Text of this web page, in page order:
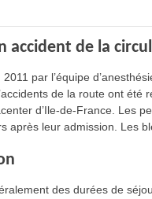
accident de la
par l’équipe
de la route ont
d’Ile-de-France. Les
après leur admission. Les
des durées de